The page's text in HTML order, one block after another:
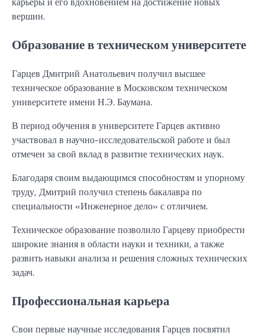
вершин.
Образование в техническом университете
Гарцев Дмитрий Анатольевич получил высшее
техническое образование в Московском техническом
университете имени Н.Э. Баумана.
В период обучения в университете Гарцев активно
участвовал в научно-исследовательской работе и был
отмечен за свой вклад в развитие технических наук.
Благодаря своим выдающимся способностям и упорному
труду, Дмитрий получил степень бакалавра по
специальности «Инженерное дело» с отличием.
Техническое образование позволило Гарцеву приобрести
широкие знания в области науки и техники, а также
развить навыки анализа и решения сложных технических
задач.
Профессиональная карьера
Свои первые научные исследования Гарцев посвятил